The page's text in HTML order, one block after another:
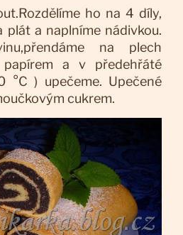
ho na 4 díly,
plát a naplníme nádivkou.
na plech
a v předehřáté
°C ) upečeme. Upečené
cukrem.